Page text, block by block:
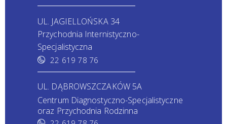
UL. JAGIELLOŃSKA 34
Przychodnia Internistyczno-
Specjalistyczna
22 619 78 76
UL. DĄBROWSZCZAKÓW 5A
Centrum Diagnostyczno-Specjalistyczne
oraz Przychodnia Rodzinna